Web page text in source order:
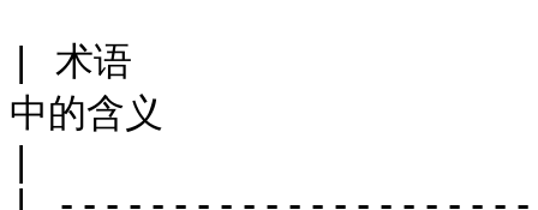
| 术语
中的含义